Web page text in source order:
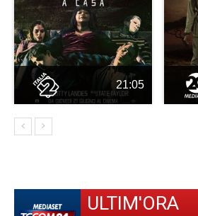
21:05
ULTIM'ORA